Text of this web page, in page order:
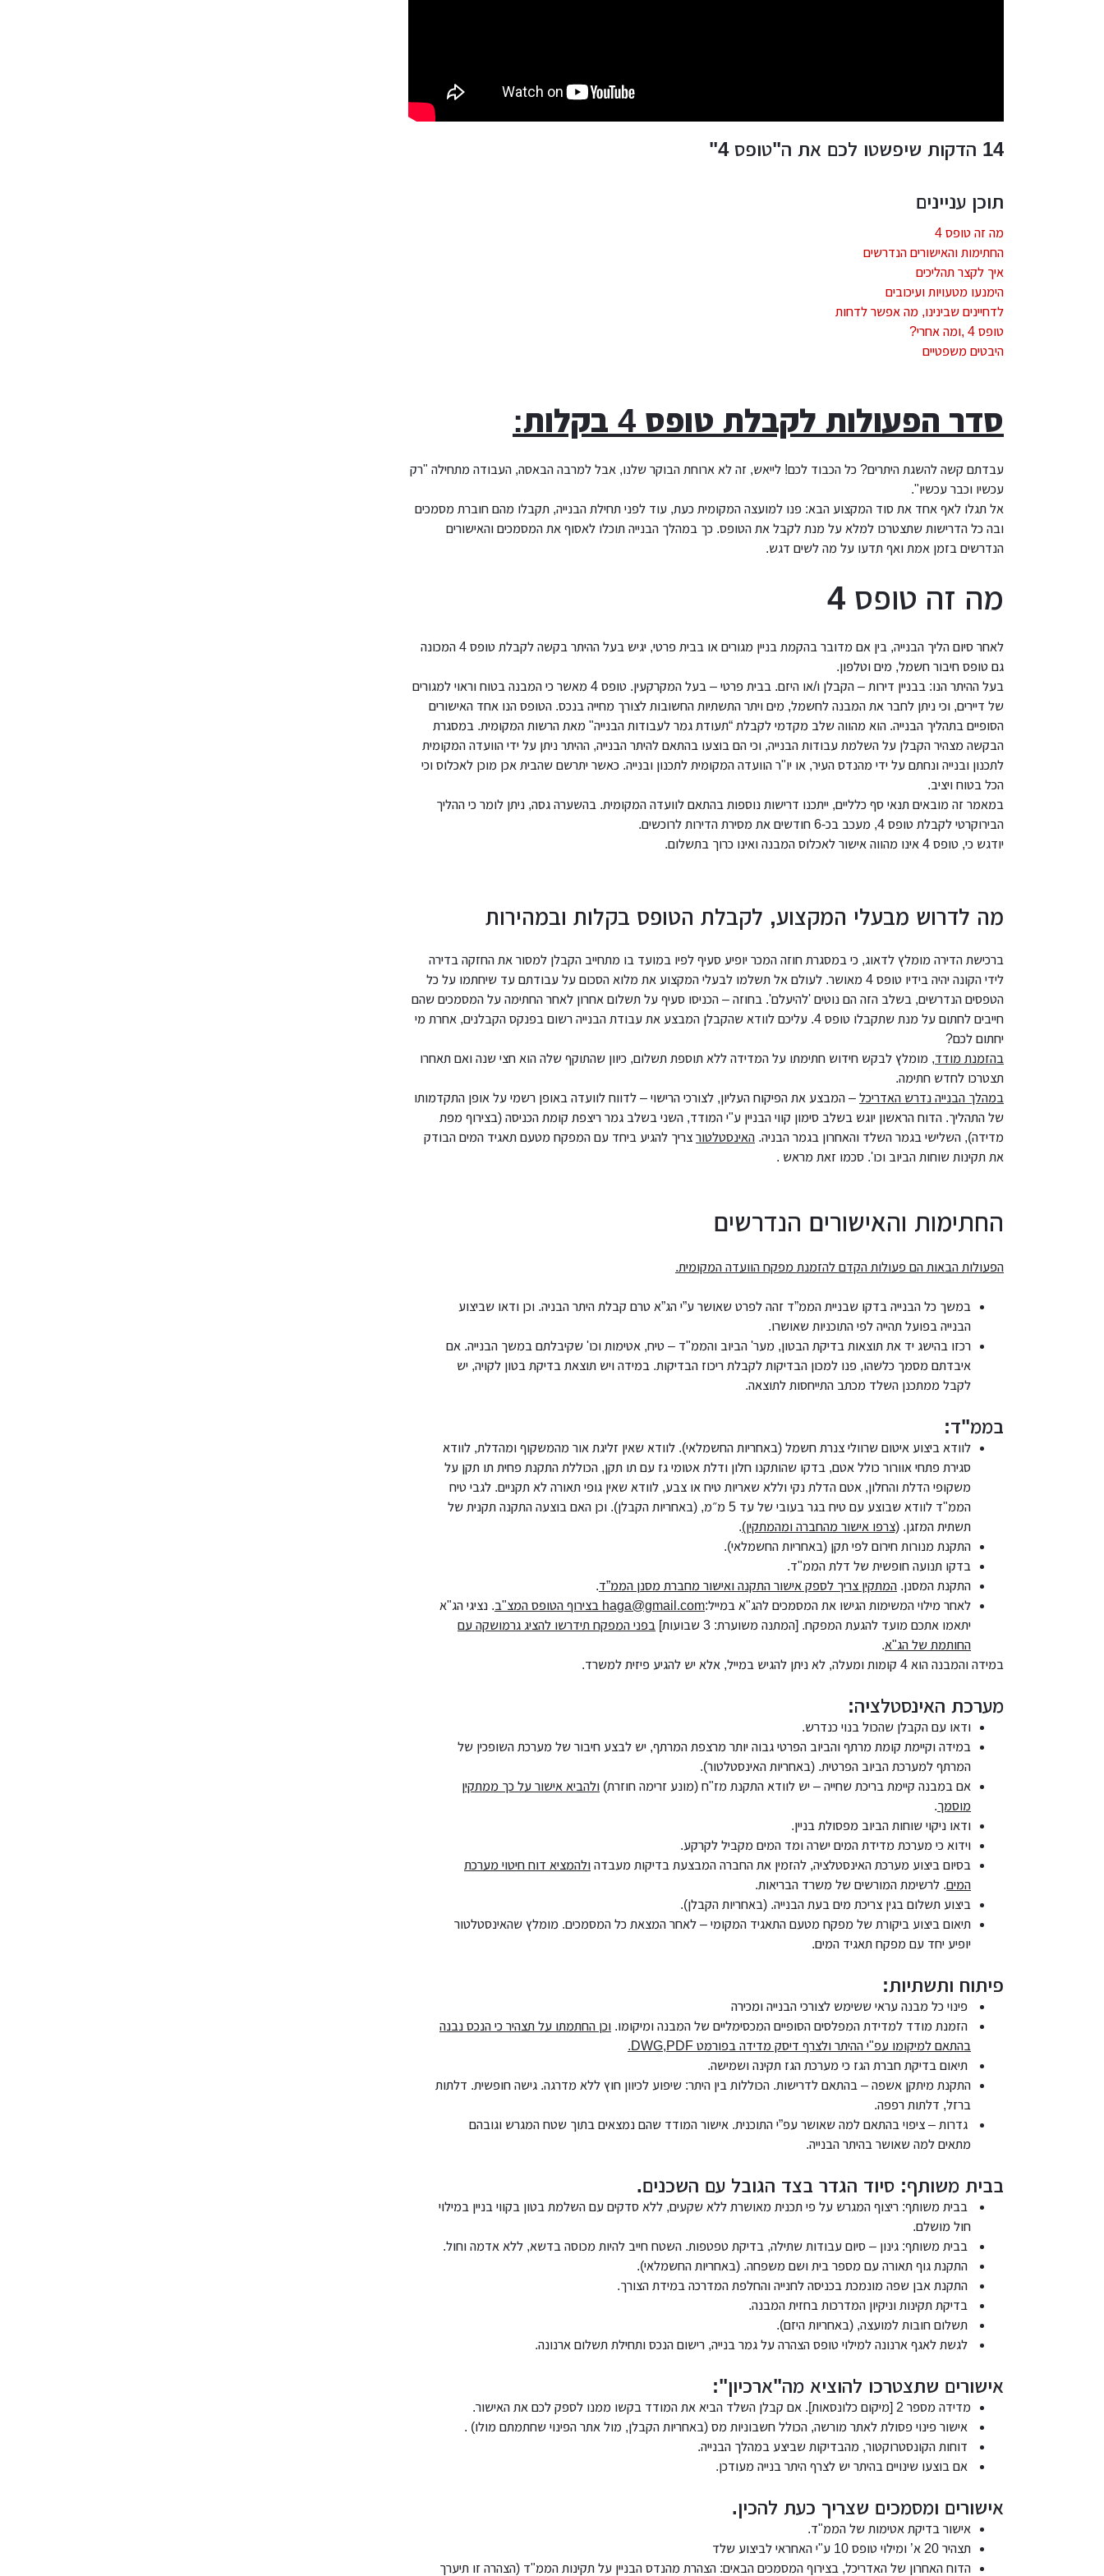
עיצוב דירת קבלן 14 הדקות שיפשטו לכם את ה"טופס 4"
תוכן עניינים
מה זה טופס 4
החתימות והאישורים הנדרשים
איך לקצר תהליכים
הימנעו מטעויות ועיכובים
לדחיינים שבינינו, מה אפשר לדחות
טופס 4 ,ומה אחרי?
היבטים משפטיים
סדר הפעולות לקבלת טופס 4 בקלות:
עבדתם קשה להשגת היתרים? כל הכבוד לכם! לייאש, זה לא ארוחת הבוקר שלנו, אבל למרבה הבאסה, העבודה מתחילה "רק
עכשיו וכבר עכשיו".
אל תגלו לאף אחד את סוד המקצוע הבא: פנו למועצה המקומית כעת, עוד לפני תחילת הבנייה, תקבלו מהם חוברת מסמכים
ובה כל הדרישות שתצטרכו למלא על מנת לקבל את הטופס. כך במהלך הבנייה תוכלו לאסוף את המסמכים והאישורים
הנדרשים בזמן אמת ואף תדעו על מה לשים דגש.
מה זה טופס 4
לאחר סיום הליך הבנייה, בין אם מדובר בהקמת בניין מגורים או בבית פרטי, יגיש בעל ההיתר בקשה לקבלת טופס 4 המכונה
גם טופס חיבור חשמל, מים וטלפון.
בעל ההיתר הנו: בבניין דירות – הקבלן ו/או היזם. בבית פרטי – בעל המקרקעין. טופס 4 מאשר כי המבנה בטוח וראוי למגורים
של דיירים, וכי ניתן לחבר את המבנה לחשמל, מים ויתר התשתיות החשובות לצורך מחייה בנכס. הטופס הנו אחד האישורים
הסופיים בתהליך הבנייה. הוא מהווה שלב מקדמי לקבלת “תעודת גמר לעבודות הבנייה" מאת הרשות המקומית. במסגרת
הבקשה מצהיר הקבלן על השלמת עבודות הבנייה, וכי הם בוצעו בהתאם להיתר הבנייה, ההיתר ניתן על ידי הוועדה המקומית
לתכנון ובנייה ונחתם על ידי מהנדס העיר, או יו"ר הוועדה המקומית לתכנון ובנייה. כאשר יתרשם שהבית אכן מוכן לאכלוס וכי
הכל בטוח ויציב.
במאמר זה מובאים תנאי סף כלליים, ייתכנו דרישות נוספות בהתאם לוועדה המקומית. בהשערה גסה, ניתן לומר כי ההליך
הבירוקרטי לקבלת טופס 4, מעכב בכ-6 חודשים את מסירת הדירות לרוכשים.
יודגש כי, טופס 4 אינו מהווה אישור לאכלוס המבנה ואינו כרוך בתשלום.
מה לדרוש מבעלי המקצוע, לקבלת הטופס בקלות ובמהירות
ברכישת הדירה מומלץ לדאוג, כי במסגרת חוזה המכר יופיע סעיף לפיו במועד בו מתחייב הקבלן למסור את החזקה בדירה
לידי הקונה יהיה בידיו טופס 4 מאושר. לעולם אל תשלמו לבעלי המקצוע את מלוא הסכום על עבודתם עד שיחתמו על כל
הטפסים הנדרשים, בשלב הזה הם נוטים 'להיעלם'. בחוזה – הכניסו סעיף על תשלום אחרון לאחר החתימה על המסמכים שהם
חייבים לחתום על מנת שתקבלו טופס 4. עליכם לוודא שהקבלן המבצע את עבודת הבנייה רשום בפנקס הקבלנים, אחרת מי
יחתום לכם?
בהזמנת מודד, מומלץ לבקש חידוש חתימתו על המדידה ללא תוספת תשלום, כיוון שהתוקף שלה הוא חצי שנה ואם תאחרו
תצטרכו לחדש חתימה.
במהלך הבנייה נדרש האדריכל – המבצע את הפיקוח העליון, לצורכי הרישוי – לדווח לוועדה באופן רשמי על אופן התקדמותו
של התהליך. הדוח הראשון יוגש בשלב סימון קווי הבניין ע"י המודד, השני בשלב גמר ריצפת קומת הכניסה (בצירוף מפת
מדידה), השלישי בגמר השלד והאחרון בגמר הבניה. האינסטלטור צריך להגיע ביחד עם המפקח מטעם תאגיד המים הבודק
את תקינות שוחות הביוב וכו'. סכמו זאת מראש .
החתימות והאישורים הנדרשים
הפעולות הבאות הם פעולות הקדם להזמנת מפקח הוועדה המקומית.
במשך כל הבנייה בדקו שבניית הממ”ד זהה לפרט שאושר ע”י הג”א טרם קבלת היתר הבניה. וכן ודאו שביצוע
הבנייה בפועל תהייה לפי התוכניות שאושרו.
רכזו בהישג יד את תוצאות בדיקת הבטון, מער' הביוב והממ"ד – טיח, אטימות וכו' שקיבלתם במשך הבנייה. אם
איבדתם מסמך כלשהו, פנו למכון הבדיקות לקבלת ריכוז הבדיקות. במידה ויש תוצאת בדיקת בטון לקויה, יש
לקבל ממתכנן השלד מכתב התייחסות לתוצאה.
בממ"ד:
לוודא ביצוע איטום שרוולי צנרת חשמל (באחריות החשמלאי). לוודא שאין זליגת אור מהמשקוף ומהדלת, לוודא
סגירת פתחי אוורור כולל אטם, בדקו שהותקנו חלון ודלת אטומי גז עם תו תקן, הכוללת התקנת פחית תו תקן על
משקופי הדלת והחלון, אטם הדלת נקי וללא שאריות טיח או צבע, לוודא שאין גופי תאורה לא תקניים. לגבי טיח
הממ"ד לוודא שבוצע עם טיח בגר בעובי של עד 5 מ״מ, (באחריות הקבלן). וכן האם בוצעה התקנה תקנית של
תשתית המזגן. (צרפו אישור מהחברה ומהמתקין).
התקנת מנורות חירום לפי תקן (באחריות החשמלאי).
בדקו תנועה חופשית של דלת הממ"ד.
התקנת המסנן. המתקין צריך לספק אישור התקנה ואישור מחברת מסנן הממ”ד.
לאחר מילוי המשימות הגישו את המסמכים להג"א במייל:haga@gmail.com בצירוף הטופס המצ"ב. נציגי הג"א
יתאמו אתכם מועד להגעת המפקח. [המתנה משוערת: 3 שבועות]
בפני המפקח תידרשו להציג גרמושקה עם
החותמת של הג"א.
במידה והמבנה הוא 4 קומות ומעלה, לא ניתן להגיש במייל, אלא יש להגיע פיזית למשרד.
מערכת האינסטלציה:
ודאו עם הקבלן שהכול בנוי כנדרש.
במידה וקיימת קומת מרתף והביוב הפרטי גבוה יותר מרצפת המרתף, יש לבצע חיבור של מערכת השופכין של
המרתף למערכת הביוב הפרטית. (באחריות האינסטלטור).
אם במבנה קיימת בריכת שחייה – יש לוודא התקנת מז"ח (מונע זרימה חוזרת) ולהביא אישור על כך ממתקין
מוסמך.
ודאו ניקוי שוחות הביוב מפסולת בניין.
וידוא כי מערכת מדידת המים ישרה ומד המים מקביל לקרקע.
בסיום ביצוע מערכת האינסטלציה, להזמין את החברה המבצעת בדיקות מעבדה ולהמציא דוח חיטוי מערכת
המים. לרשימת המורשים של משרד הבריאות.
ביצוע תשלום בגין צריכת מים בעת הבנייה. (באחריות הקבלן).
תיאום ביצוע ביקורת של מפקח מטעם התאגיד המקומי – לאחר המצאת כל המסמכים. מומלץ שהאינסטלטור
יופיע יחד עם מפקח תאגיד המים.
פיתוח ותשתיות:
פינוי כל מבנה עראי ששימש לצורכי הבנייה ומכירה
הזמנת מודד למדידת המפלסים הסופיים המכסימליים של המבנה ומיקומו. וכן החתמתו על תצהיר כי הנכס נבנה
בהתאם למיקומו עפ"י ההיתר ולצרף דיסק מדידה בפורמט DWG,PDF.
תיאום בדיקת חברת הגז כי מערכת הגז תקינה ושמישה.
התקנת מיתקן אשפה – בהתאם לדרישות. הכוללות בין היתר: שיפוע לכיוון חוץ ללא מדרגה. גישה חופשית. דלתות
ברזל, דלתות רפפה.
גדרות – ציפוי בהתאם למה שאושר עפ”י התוכנית. אישור המודד שהם נמצאים בתוך שטח המגרש וגובהם
מתאים למה שאושר בהיתר הבנייה.
בבית משותף: סיוד הגדר בצד הגובל עם השכנים.
בבית משותף: ריצוף המגרש על פי תכנית מאושרת ללא שקעים, ללא סדקים עם השלמת בטון בקווי בניין במילוי
חול מושלם.
בבית משותף: גינון – סיום עבודות שתילה, בדיקת טפטפות. השטח חייב להיות מכוסה בדשא, ללא אדמה וחול.
התקנת גוף תאורה עם מספר בית ושם משפחה. (באחריות החשמלאי).
התקנת אבן שפה מונמכת בכניסה לחנייה והחלפת המדרכה במידת הצורך.
בדיקת תקינות וניקיון המדרכות בחזית המבנה.
תשלום חובות למועצה, (באחריות היזם).
לגשת לאגף ארנונה למילוי טופס הצהרה על גמר בנייה, רישום הנכס ותחילת תשלום ארנונה.
אישורים שתצטרכו להוציא מה"ארכיון":
מדידה מספר 2 [מיקום כלונסאות]. אם קבלן השלד הביא את המודד בקשו ממנו לספק לכם את האישור.
אישור פינוי פסולת לאתר מורשה, הכולל חשבוניות מס (באחריות הקבלן, מול אתר הפינוי שחתמתם מולו) .
דוחות הקונסטרוקטור, מהבדיקות שביצע במהלך הבנייה.
אם בוצעו שינויים בהיתר יש לצרף היתר בנייה מעודכן.
אישורים ומסמכים שצריך כעת להכין.
אישור בדיקת אטימות של הממ"ד.
תצהיר 20 א’ ומילוי טופס 10 ע"י האחראי לביצוע שלד
הדוח האחרון של האדריכל, בצירוף המסמכים הבאים: הצהרת מהנדס הבניין על תקינות הממ"ד (הצהרה זו תיערך